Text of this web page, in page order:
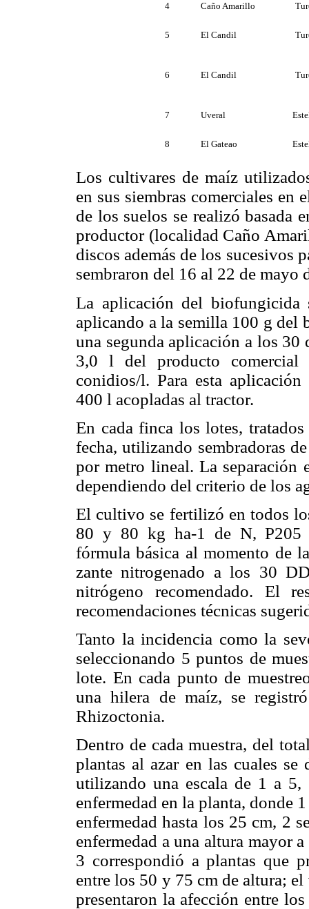
4 Caño Amarillo
5 El Candil
6 El Candil
7 Uveral
8 El Gateao
Los cultivares de maíz
en sus siembras comerciales
de los suelos se realizó basada
productor (localidad Caño
discos además de los sucesivos
sembraron del 16 al 22 de mayo
La aplicación del biofungicida
aplicando a la semilla 100 g del
una segunda aplicación a los 30
3,0 l del producto comercial
conidios/l. Para esta
400 l acopladas al tractor.
En cada finca los lotes,
fecha, utilizando sembradoras
por metro lineal. La separación
dependiendo del criterio de los
El cultivo se fertilizó en todos
80 y 80 kg ha-1 de N, P205
fórmula básica al momento de
zante nitrogenado a los 30
nitrógeno recomendado. El
recomendaciones técnicas
Tanto la incidencia como la
seleccionando 5 puntos de
lote. En cada punto de
una hilera de maíz, se
Rhizoctonia.
Dentro de cada muestra, del
plantas al azar en las cuales se
utilizando una escala de 1 a
enfermedad en la planta, donde
enfermedad hasta los 25 cm, 2
enfermedad a una altura mayor
3 correspondió a plantas que
entre los 50 y 75 cm de altura;
presentaron la afección entre